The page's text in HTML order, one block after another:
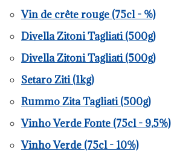
Vin de crête rouge (75cl - %)
Divella Zitoni Tagliati (500g)
Divella Zitoni Tagliati (500g)
Setaro Ziti (1kg)
Rummo Zita Tagliati (500g)
Vinho Verde Fonte (75cl - 9,5%)
Vinho Verde (75cl - 10%)